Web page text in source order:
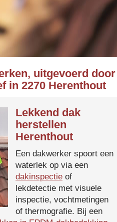
uitgevoerd door
in 2270 Herenthout
Lekkend dak
herstellen
Herenthout
Een dakwerker spoort een
waterlek op via een
dakinspectie of
lekdetectie met visuele
inspectie, vochtmetingen
of thermografie. Bij een